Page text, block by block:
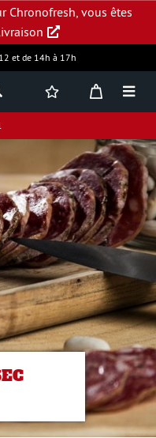
Chronofresh, vous êtes
et de 14h à 17h